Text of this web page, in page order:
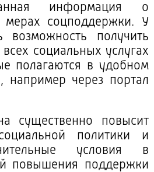
информация о
мерах соцподдержки. У
возможность получить
социальных услугах
полагаются в удобном
например через портал
существенно повысит
политики и
условия в
повышения поддержки